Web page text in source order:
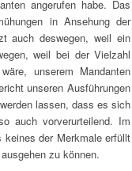
angerufen habe. Das
in Ansehung der
auch deswegen, weil ein
weil bei der Vielzahl
unserem Mandanten
unseren Ausführungen
lassen, dass es sich
auch vorverurteilend. Im
der Merkmale erfüllt
zu können.